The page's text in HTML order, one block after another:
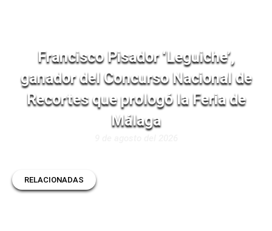
Francisco Pisador ‘Leguiche’,
ganador del Concurso Nacional de
Recortes que prologó la Feria de
Málaga
RELACIONADAS